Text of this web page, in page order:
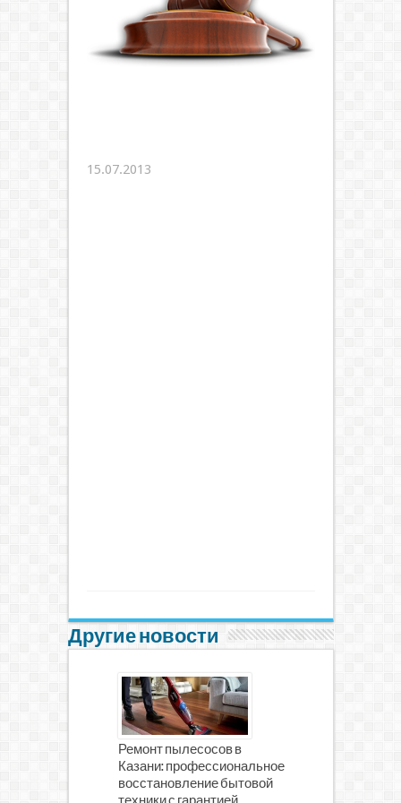
15.07.2013
Другие новости
Ремонт пылесосов в
Казани: профессиональное
восстановление бытовой